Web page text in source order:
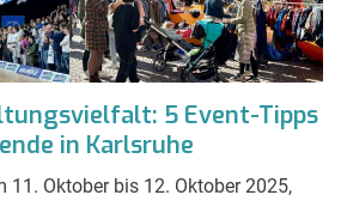
5 Event-Tipps
in Karlsruhe
11. Oktober bis 12. Oktober 2025,